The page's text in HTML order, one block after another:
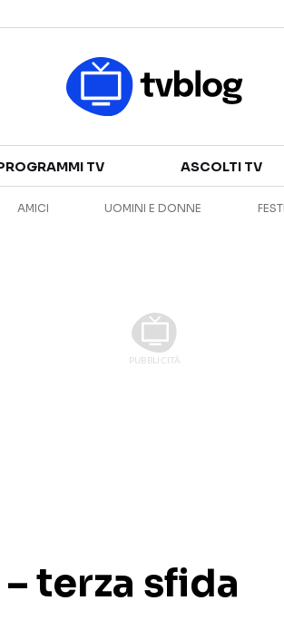
TV
SERIE TV
TV ASCOLTI TV
AMICI UOMINI E DONNE
terza sfida